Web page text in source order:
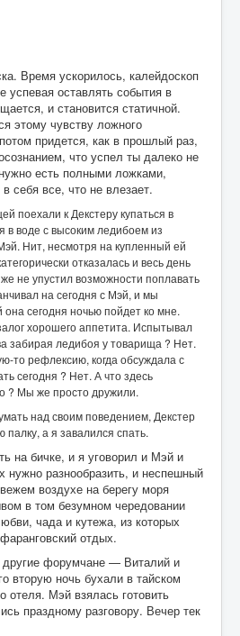
Время ускорилось, калейдоскоп
успевая оставлять события в
и становится статичной.
этому чувству ложного
придется, как в прошлый раз,
что успел ты далеко не
есть полными ложками,
себя все, что не влезает.
поехали к Декстеру купаться в
в воде с высоким ледибоем из
Нит, несмотря на купленный ей
отказалась и весь день
не упустил возможности поплавать
на сегодня с Мэй, и мы
она сегодня ночью пойдет ко мне.
хорошего аппетита. Испытывал
забирая ледибоя у товарища ? Нет.
то рефлексию, когда обсуждала с
сегодня ? Нет. А что здесь
? Мы же просто дружили.
над своим поведением, Декстер
а я завалился спать.
на бичке, и я уговорил и Мэй и
нужно разнообразить, и неспешный
воздухе на берегу моря
в том безумном чередовании
чада и кутежа, из которых
отдых.
форумчане — Виталий и
вторую ночь бухали в тайском
отеля. Мэй взялась готовить
праздному разговору. Вечер тек